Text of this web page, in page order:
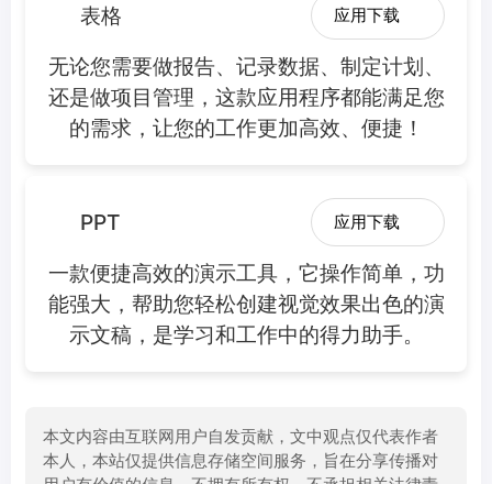
表格 应用下载
无论您需要做报告、记录数据、制定计划、
还是做项目管理，这款应用程序都能满足您
的需求，让您的工作更加高效、便捷！
PPT 应用下载
一款便捷高效的演示工具，它操作简单，功
能强大，帮助您轻松创建视觉效果出色的演
示文稿，是学习和工作中的得力助手。
本文内容由互联网用户自发贡献，文中观点仅代表作者
本人，本站仅提供信息存储空间服务，旨在分享传播对